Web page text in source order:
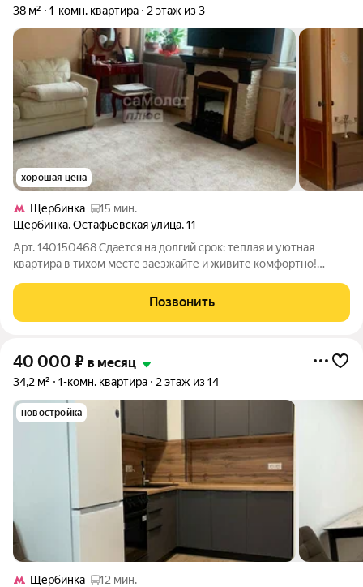
38 м² 1-комн. квартира 2 этаж из 3
хорошая цена
Щербинка
15 мин.
Щербинка,Остафьевская улица,11
Арт. 140150468 Сдается на долгий срок: теплая и уютная
квартира в тихом месте заезжайте и живите комфортно!
площадью 38 м в тихом, спокойном районе. В квартире есть
все необходимое для комфортной
Позвонить
40 000 ₽ в месяц
34,2 м² 1-комн. квартира 2 этаж из 14
новостройка
Щербинка
12 мин.